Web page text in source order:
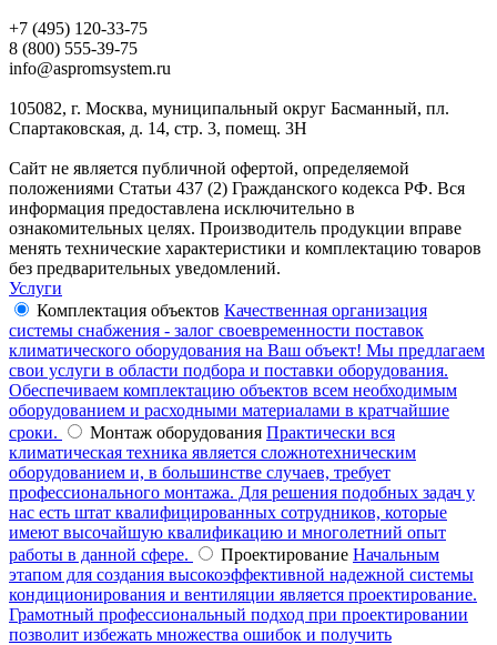
+7 (495) 120-33-75
8 (800) 555-39-75
info@aspromsystem.ru
105082, г. Москва, муниципальный округ Басманный, пл.
Спартаковская, д. 14, стр. 3, помещ. 3Н
Сайт не является публичной офертой, определяемой
положениями Статьи 437 (2) Гражданского кодекса РФ. Вся
информация предоставлена исключительно в
ознакомительных целях. Производитель продукции вправе
менять технические характеристики и комплектацию товаров
без предварительных уведомлений.
Услуги
Комплектация объектов Качественная организация
системы снабжения - залог своевременности поставок
климатического оборудования на Ваш объект! Мы предлагаем
свои услуги в области подбора и поставки оборудования.
Обеспечиваем комплектацию объектов всем необходимым
оборудованием и расходными материалами в кратчайшие
сроки.
Монтаж оборудования Практически вся
климатическая техника является сложнотехническим
оборудованием и, в большинстве случаев, требует
профессионального монтажа. Для решения подобных задач у
нас есть штат квалифицированных сотрудников, которые
имеют высочайшую квалификацию и многолетний опыт
работы в данной сфере.
Проектирование Начальным
этапом для создания высокоэффективной надежной системы
кондиционирования и вентиляции является проектирование.
Грамотный профессиональный подход при проектировании
позволит избежать множества ошибок и получить